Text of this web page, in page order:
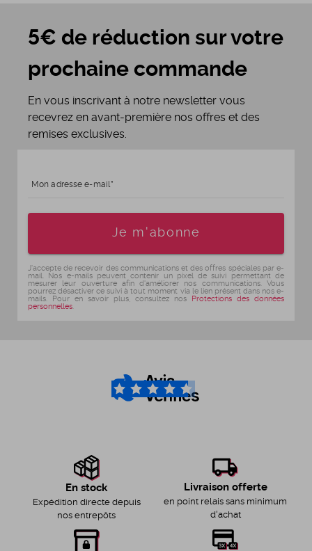
5€ de réduction sur votre
prochaine commande
En vous inscrivant à notre newsletter vous
recevrez en avant-première nos offres et des
remises exclusives.
Mon adresse e-mail
Je m'abonne
J'accepte de recevoir des communications et des offres spéciales par e-
mail. Nos e-mails peuvent contenir un pixel de suivi permettant de
mesurer leur ouverture afin d'améliorer nos communications. Vous
pourrez désactiver ce suivi à tout moment via le lien présent dans nos e-
mails. Pour en savoir plus, consultez nos Protections des données
personnelles
4.6/5
En stock
Expédition directe depuis
nos entrepôts
Livraison offerte
en point relais sans minimum
d'achat